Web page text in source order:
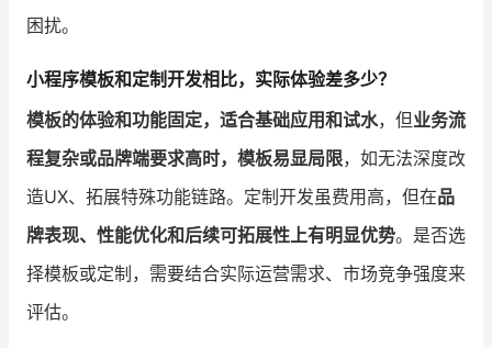
困扰。
小程序模板和定制开发相比，实际体验差多少？
模板的体验和功能固定，适合基础应用和试水，但业务流
程复杂或品牌端要求高时，模板易显局限，如无法深度改
造UX、拓展特殊功能链路。定制开发虽费用高，但在品
牌表现、性能优化和后续可拓展性上有明显优势。是否选
择模板或定制，需要结合实际运营需求、市场竞争强度来
评估。